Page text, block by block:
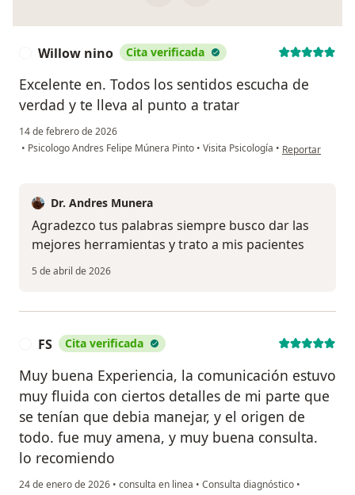
Willow nino Cita verificada
Excelente en. Todos los sentidos escucha de
verdad y te lleva al punto a tratar
14 de febrero de 2026
• Psicologo Andres Felipe Múnera Pinto • Visita Psicología • en opinión del
Reportar
Dr. Andres Munera
Agradezco tus palabras siempre busco dar las
mejores herramientas y trato a mis pacientes
5 de abril de 2026
FS Cita verificada
Muy buena Experiencia, la comunicación estuvo
muy fluida con ciertos detalles de mi parte que
se tenían que debia manejar, y el origen de
todo. fue muy amena, y muy buena consulta.
lo recomiendo
24 de enero de 2026 • consulta en linea • Consulta diagnóstico •